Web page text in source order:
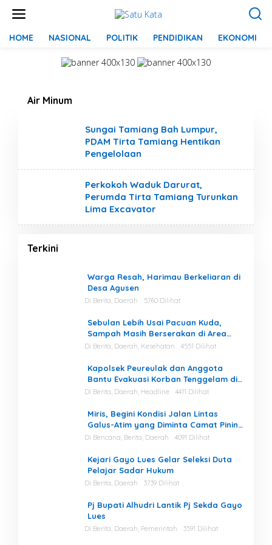
HOME NASIONAL POLITIK PENDIDIKAN EKONOMI
Air Minum
Sungai Tamiang Bah Lumpur,
PDAM Tirta Tamiang Hentikan
Pengelolaan
Perkokoh Waduk Darurat,
Perumda Tirta Tamiang Turunkan
Lima Excavator
Terkini
Warga Resah, Harimau Berkeliaran di
Desa Agusen
Di Berita, Daerah 5760 Dilihat
Sebulan Lebih Usai Pacuan Kuda,
Sampah Masih Berserakan di Area
Stadion
Di Berita, Daerah, Kesehatan 4551 Dilihat
Kapolsek Peureulak dan Anggota
Bantu Evakuasi Korban Tenggelam di
Perairan Kuala Bugak
Di Berita, Daerah, Headline 4411 Dilihat
Miris, Begini Kondisi Jalan Lintas
Galus-Atim yang Diminta Camat Pining
Dilakukan Perawatan
Di Bencana, Berita, Daerah 4091 Dilihat
Kejari Gayo Lues Gelar Seleksi Duta
Pelajar Sadar Hukum
Di Berita, Daerah 3739 Dilihat
Pj Bupati Alhudri Lantik Pj Sekda Gayo
Lues
Di Berita, Daerah, Pemerintah 3591 Dilihat